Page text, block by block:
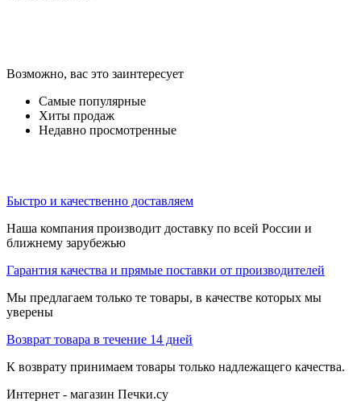
Возможно, вас это заинтересует
Самые популярные
Хиты продаж
Недавно просмотренные
Быстро и качественно доставляем
Наша компания производит доставку по всей России и
ближнему зарубежью
Гарантия качества и прямые поставки от производителей
Мы предлагаем только те товары, в качестве которых мы
уверены
Возврат товара в течение 14 дней
К возврату принимаем товары только надлежащего качества.
Интернет - магазин Печки.су